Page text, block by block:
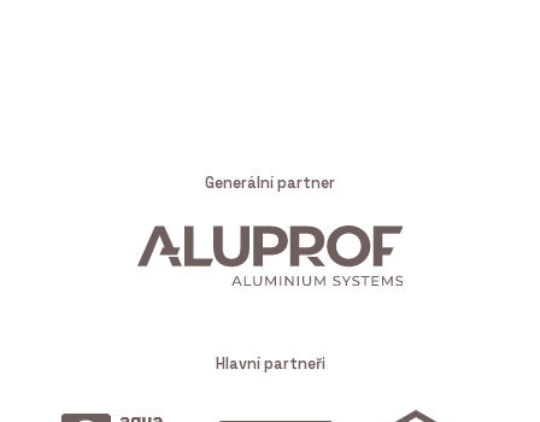
Generální partner
Hlavní partneři